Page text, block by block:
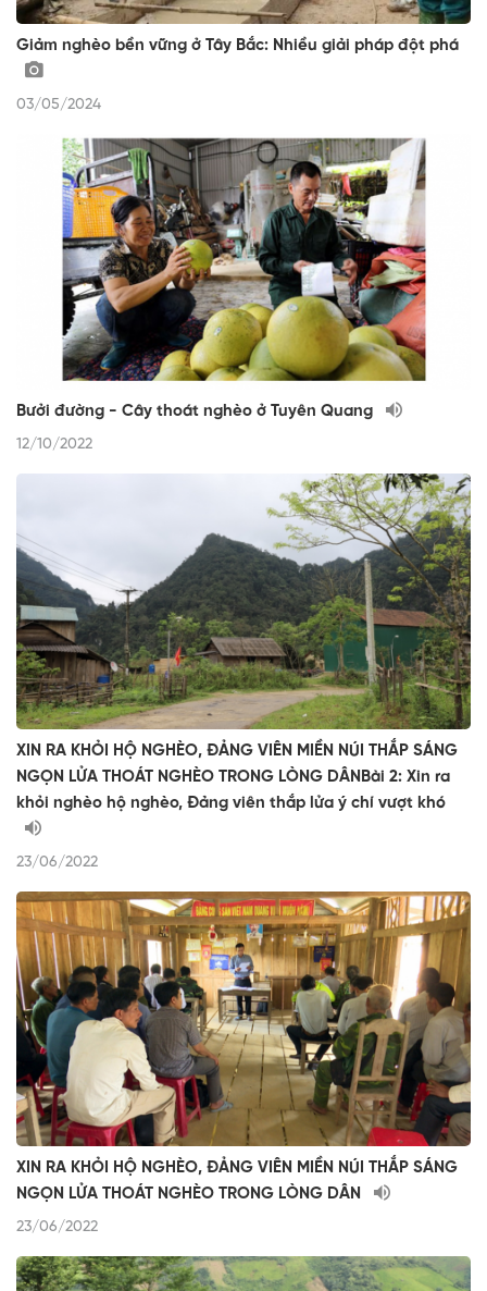
Giảm nghèo bền vững ở Tây Bắc: Nhiều giải pháp đột phá
03/05/2024
Bưởi đường - Cây thoát nghèo ở Tuyên Quang
12/10/2022
XIN RA KHỎI HỘ NGHÈO, ĐẢNG VIÊN MIỀN NÚI THẮP SÁNG
NGỌN LỬA THOÁT NGHÈO TRONG LÒNG DÂNBài 2: Xin ra
khỏi nghèo hộ nghèo, Đảng viên thắp lửa ý chí vượt khó
23/06/2022
XIN RA KHỎI HỘ NGHÈO, ĐẢNG VIÊN MIỀN NÚI THẮP SÁNG
NGỌN LỬA THOÁT NGHÈO TRONG LÒNG DÂN
23/06/2022